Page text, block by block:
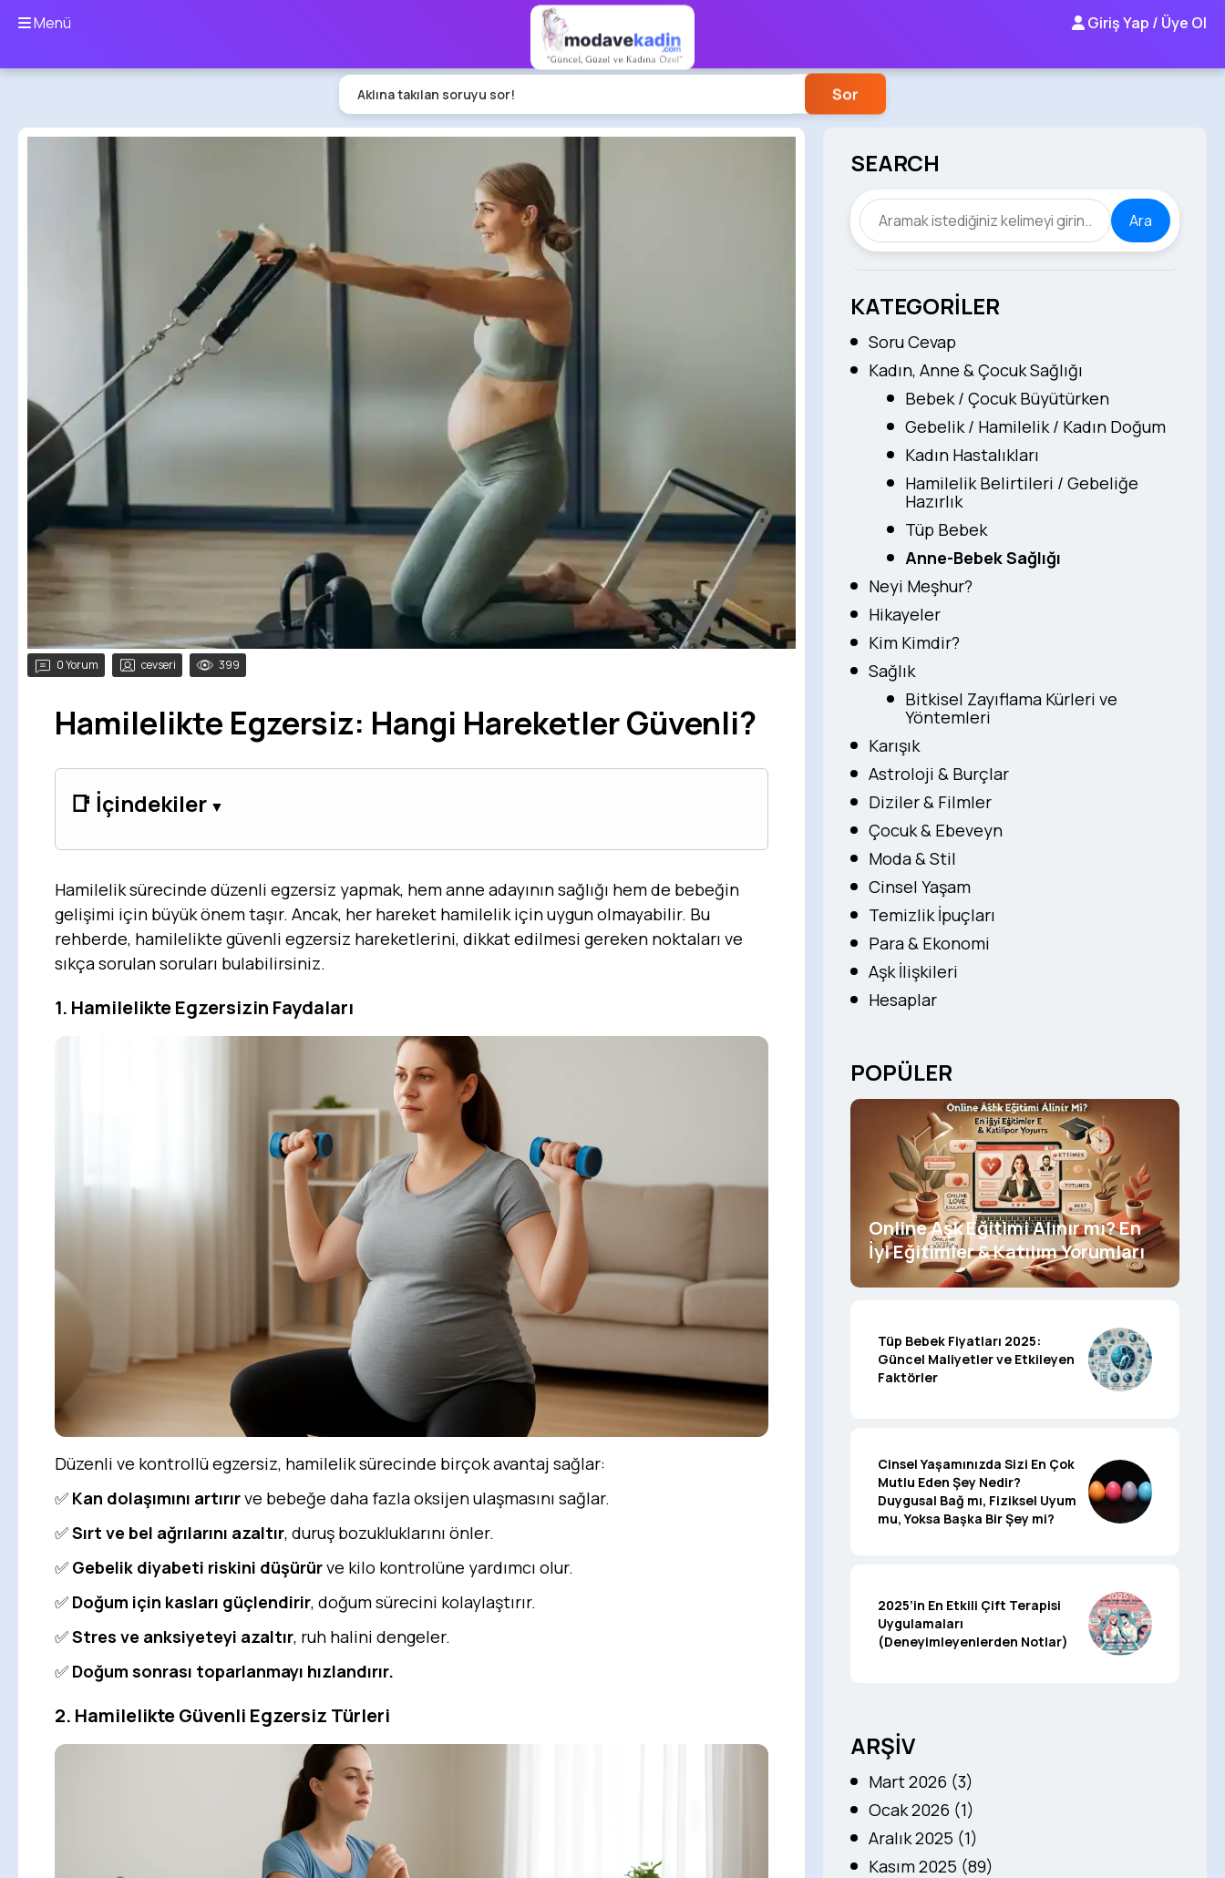
Menü Giriş Yap / Üye Ol
Aklına takılan soruyu sor! Sor
0 Yorum cevseri 399
Hamilelikte Egzersiz: Hangi Hareketler Güvenli?
📑 İçindekiler
Hamilelik sürecinde düzenli egzersiz yapmak, hem anne adayının sağlığı hem de bebeğin
gelişimi için büyük önem taşır. Ancak, her hareket hamilelik için uygun olmayabilir. Bu
rehberde, hamilelikte güvenli egzersiz hareketlerini, dikkat edilmesi gereken noktaları ve
sıkça sorulan soruları bulabilirsiniz.
1. Hamilelikte Egzersizin Faydaları
Düzenli ve kontrollü egzersiz, hamilelik sürecinde birçok avantaj sağlar:
✅ Kan dolaşımını artırırve bebeğe daha fazla oksijen ulaşmasını sağlar.
✅Sırt ve bel ağrılarını azaltır, duruş bozukluklarını önler.
✅ Gebelik diyabeti riskini düşürürve kilo kontrolüne yardımcı olur.
✅ Doğum için kasları güçlendirir, doğum sürecini kolaylaştırır.
✅Stres ve anksiyeteyi azaltır, ruh halini dengeler.
✅ Doğum sonrası toparlanmayı hızlandırır.
2. Hamilelikte Güvenli Egzersiz Türleri
SEARCH
Ara
KATEGORİLER
Soru Cevap
Kadın, Anne & Çocuk Sağlığı
Bebek / Çocuk Büyütürken
Gebelik / Hamilelik / Kadın Doğum
Kadın Hastalıkları
Hamilelik Belirtileri / Gebeliğe
Hazırlık
Tüp Bebek
Anne-Bebek Sağlığı
Neyi Meşhur?
Hikayeler
Kim Kimdir?
Sağlık
Bitkisel Zayıflama Kürleri ve
Yöntemleri
Karışık
Astroloji & Burçlar
Diziler & Filmler
Çocuk & Ebeveyn
Moda & Stil
Cinsel Yaşam
Temizlik İpuçları
Para & Ekonomi
Aşk İlişkileri
Hesaplar
POPÜLER
Online Aşk Eğitimi Alınır mı? En
İyi Eğitimler & Katılım Yorumları
Tüp Bebek Fiyatları 2025:
Güncel Maliyetler ve Etkileyen
Faktörler
Cinsel Yaşamınızda Sizi En Çok
Mutlu Eden Şey Nedir?
Duygusal Bağ mı, Fiziksel Uyum
mu, Yoksa Başka Bir Şey mi?
2025’in En Etkili Çift Terapisi
Uygulamaları
(Deneyimleyenlerden Notlar)
ARŞİV
Mart 2026 (3)
Ocak 2026 (1)
Aralık 2025 (1)
Kasım 2025 (89)